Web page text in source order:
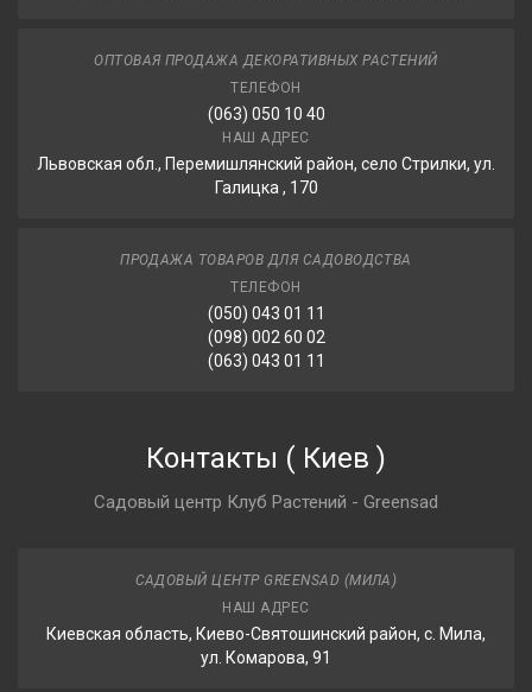
ОПТОВАЯ ПРОДАЖА ДЕКОРАТИВНЫХ РАСТЕНИЙ
ТЕЛЕФОН
(063) 050 10 40
НАШ АДРЕС
Львовская обл., Перемишлянский район, село Стрилки, ул.
Галицка , 170
ПРОДАЖА ТОВАРОВ ДЛЯ САДОВОДСТВА
ТЕЛЕФОН
(050) 043 01 11
(098) 002 60 02
(063) 043 01 11
Контакты ( Киев )
Садовый центр Клуб Растений - Greensad
САДОВЫЙ ЦЕНТР GREENSAD (МИЛА)
НАШ АДРЕС
Киевская область, Киево-Святошинский район, с. Мила,
ул. Комарова, 91